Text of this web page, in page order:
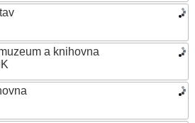
a knihovna